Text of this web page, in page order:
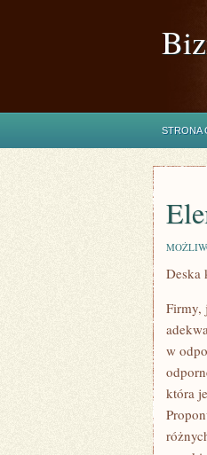
STRONA
Deska
Firmy,
w
która